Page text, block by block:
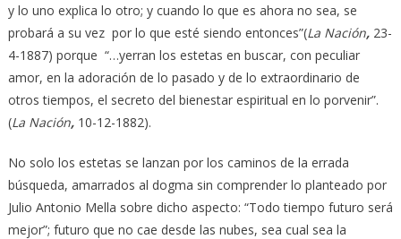
y lo uno explica lo otro; y cuando lo que es ahora no sea, se
probará a su vez por lo que esté siendo entonces”(La Nación, 23-
4-1887) porque “…yerran los estetas en buscar, con peculiar
amor, en la adoración de lo pasado y de lo extraordinario de
otros tiempos, el secreto del bienestar espiritual en lo porvenir”.
(La Nación, 10-12-1882).
No solo los estetas se lanzan por los caminos de la errada
búsqueda, amarrados al dogma sin comprender lo planteado por
Julio Antonio Mella sobre dicho aspecto: “Todo tiempo futuro será
mejor”; futuro que no cae desde las nubes, sea cual sea la